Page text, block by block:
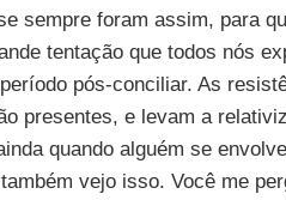
sempre foram assim, para
tentação que todos nós
pós-conciliar. As
presentes, e levam a
quando alguém se
vejo isso. Você me